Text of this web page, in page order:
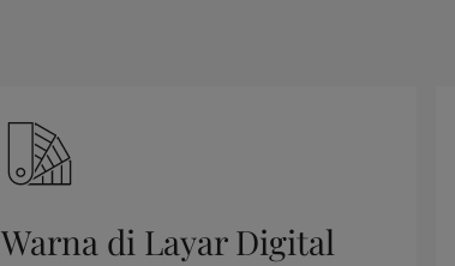
Warna di Layar Digital